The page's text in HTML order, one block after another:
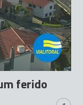
ferido